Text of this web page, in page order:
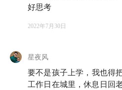
悔呢？当自己因为健康原
这一期和你一同拆信读信的
于听友们呼声很高，在节目
好思考
2022年7月30日
星夜风
要不是孩子上学，我也
工作日在城里，休息日回